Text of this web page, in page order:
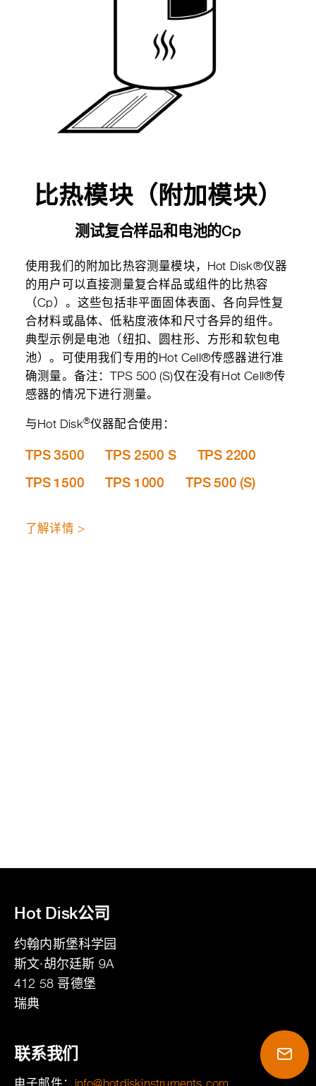
比热模块（附加模块）
测试复合样品和电池的Cp
使用我们的附加比热容测量模块，Hot Disk®仪器
的用户可以直接测量复合样品或组件的比热容
（Cp）。这些包括非平面固体表面、各向异性复
合材料或晶体、低粘度液体和尺寸各异的组件。
典型示例是电池（纽扣、圆柱形、方形和软包电
池）。可使用我们专用的Hot Cell®传感器进行准
确测量。备注：TPS 500 (S)仅在没有Hot Cell®传
感器的情况下进行测量。
与Hot Disk®仪器配合使用：
TPS 3500 TPS 2500 S
TPS 2200
TPS 1500
TPS 1000 TPS 500 (S)
了解详情 >
Hot Disk公司
约翰内斯堡科学园
斯文·胡尔廷斯 9A
412 58 哥德堡
瑞典
联系我们